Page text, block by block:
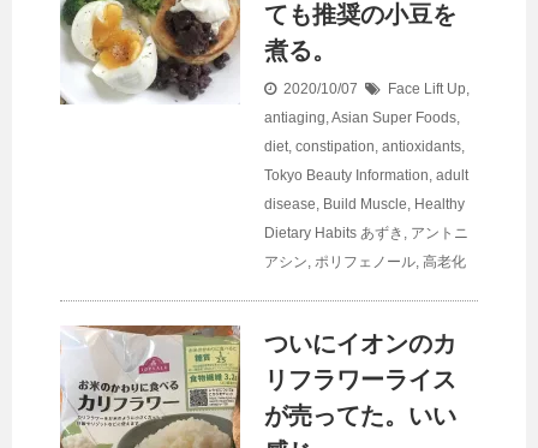
ても推奨の小豆を
煮る。
2020/10/07 Face Lift Up,
antiaging,Asian Super Foods,
diet, constipation, antioxidants,
Tokyo Beauty Information, adult
disease, Build Muscle, Healthy
Dietary Habits あずき , アントニ
アシン, ポリフェノール, 高老化
ついにイオンのカ
リフラワーライス
が売ってた。いい